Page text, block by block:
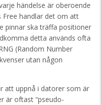
händelse är oberoende
Free handlar det om att
pinnar ska träffa positioner
detta används ofta
(Random Number
utan någon
att uppnå i datorer som är
är oftast “pseudo-